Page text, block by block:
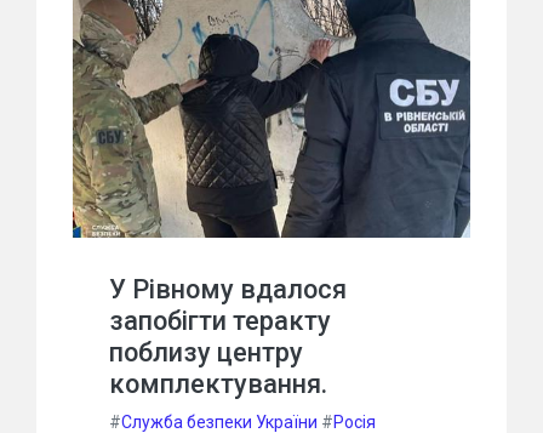
У Рівному вдалося
запобігти теракту
поблизу центру
комплектування.
#Служба безпеки України #Росія